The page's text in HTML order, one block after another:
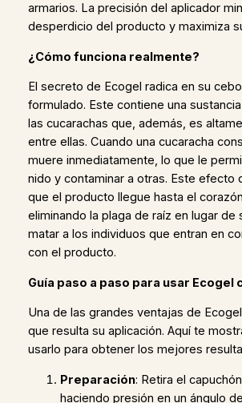
armarios. La precisión del aplicador
desperdicio del producto y maximiza
¿Cómo funciona realmente?
El secreto de Ecogel radica en su
formulado. Este contiene una
las cucarachas que, además, es
entre ellas. Cuando una cucaracha
muere inmediatamente, lo que le
nido y contaminar a otras. Este efecto
que el producto llegue hasta el
eliminando la plaga de raíz en lugar de
matar a los individuos que entran en
con el producto.
Guía paso a paso para usar
Una de las grandes ventajas de
que resulta su aplicación. Aquí te
usarlo para obtener los mejores
Preparación: Retira el
haciendo presión en un ángulo